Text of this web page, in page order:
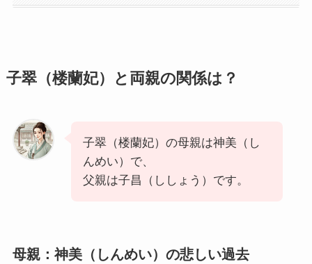
子翠（楼蘭妃）と両親の関係は？
子翠（楼蘭妃）の母親は神美（し
んめい）で、
父親は子昌（ししょう）です。
母親：神美（しんめい）の悲しい過去